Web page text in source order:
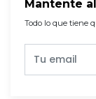
Mantente
Todo lo que tiene